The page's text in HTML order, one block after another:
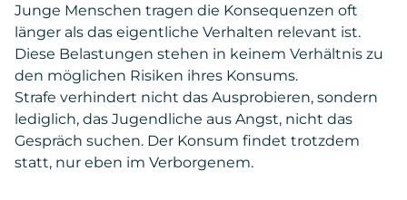
Junge Menschen tragen die Konsequenzen oft
länger als das eigentliche Verhalten relevant ist.
Diese Belastungen stehen in keinem Verhältnis zu
den möglichen Risiken ihres Konsums.
Strafe verhindert nicht das Ausprobieren, sondern
lediglich, das Jugendliche aus Angst, nicht das
Gespräch suchen. Der Konsum findet trotzdem
statt, nur eben im Verborgenem.